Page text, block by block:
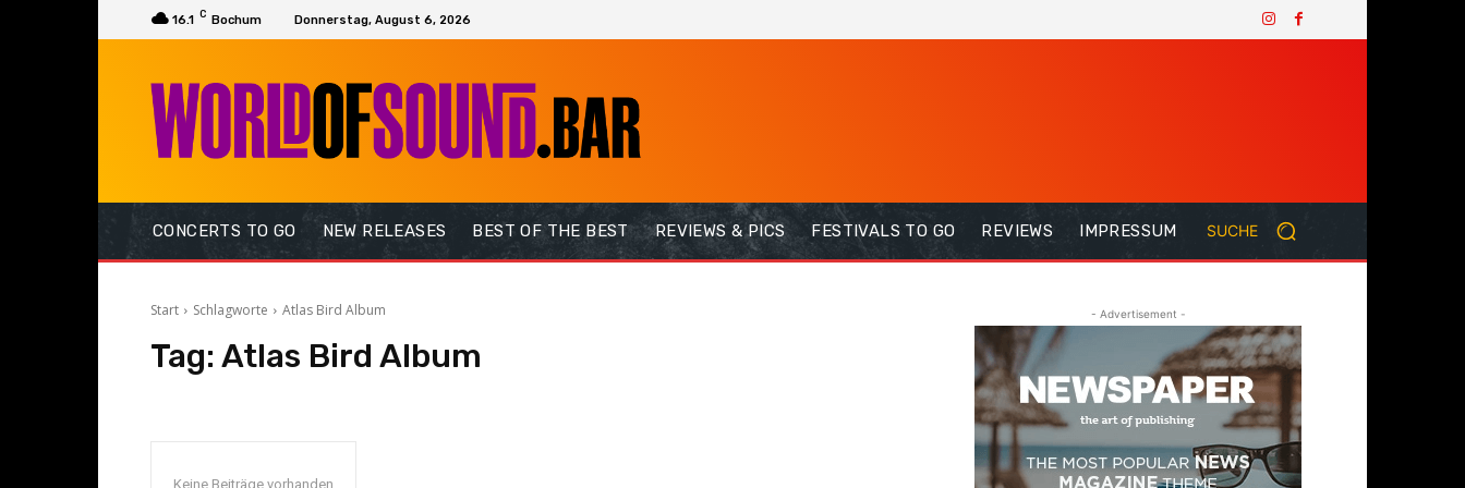
16.1 C Bochum Donnerstag, August 6, 2026
CONCERTS TO GO NEW RELEASES BEST OF THE BEST REVIEWS & PICS FESTIVALS TO GO REVIEWS IMPRESSUM SUCHE
Start Schlagworte Atlas Bird Album
Tag: Atlas Bird Album
Keine Beiträge vorhanden
- Advertisement -